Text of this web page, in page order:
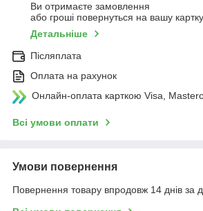
Ви отримаєте замовлення
або гроші повернуться на вашу картку
Детальніше
Післяплата
Оплата на рахунок
Онлайн-оплата карткою Visa,
Всі умови оплати
Умови повернення
Повернення товару впродовж 14 днів за